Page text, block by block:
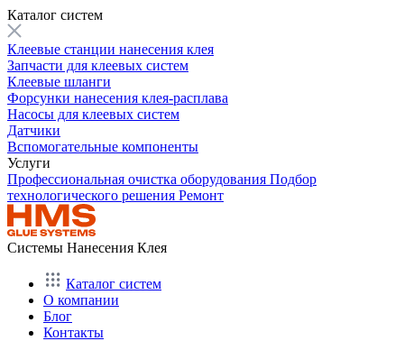
Каталог систем
Клеевые станции нанесения клея
Запчасти для клеевых систем
Клеевые шланги
Форсунки нанесения клея-расплава
Насосы для клеевых систем
Датчики
Вспомогательные компоненты
Услуги
Профессиональная очистка оборудования Подбор
технологического решения Ремонт
Системы Нанесения Клея
Каталог систем
О компании
Блог
Контакты